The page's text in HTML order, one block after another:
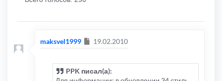
maksvel1999 Сообщение
19.02.2010
PPK писал(а):